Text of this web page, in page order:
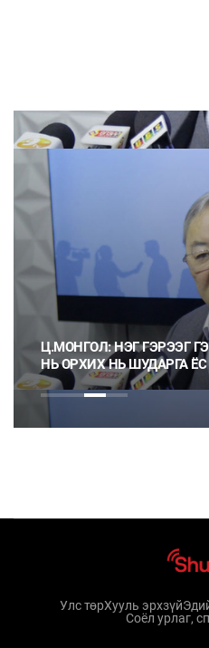
Ц.МОНГОЛ: НЭГ ГЭРЭЭГ
НЬ ОРХИХ НЬ ШУДАРГА ЁС
Улс төрХууль эрхзүй
Соёл урлаг,